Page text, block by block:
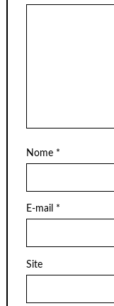
Nome *
E-mail *
Site